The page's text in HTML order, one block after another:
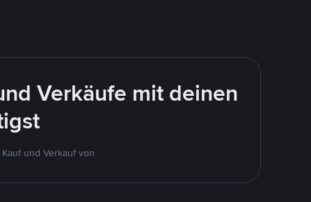
Verkäufe mit deinen
und Verkauf von